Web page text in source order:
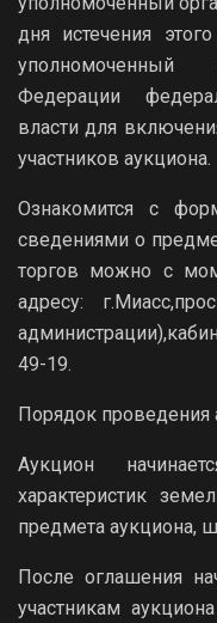
дня истечения
уполномоченный
Федерации
власти для
участников аукциона.
Ознакомится с
сведениями о
торгов можно с
адресу:
49-19.
Порядок проведения
Аукцион
характеристик
предмета аукциона,
После оглашения
участникам